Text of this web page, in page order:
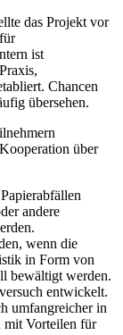
das Projekt vor
ist
Chancen
übersehen.
über
andere
wenn die
in Form von
bewältigt werden.
entwickelt.
umfangreicher in
mit Vorteilen für